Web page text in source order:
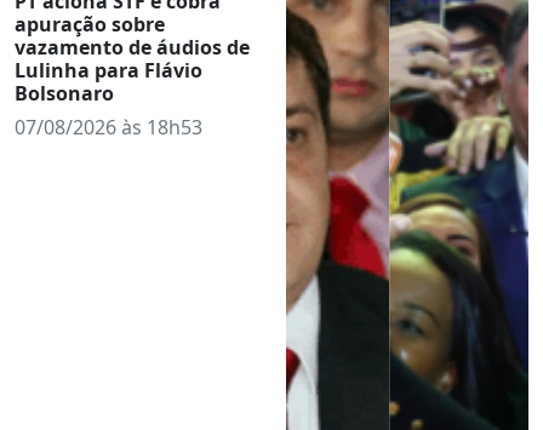
apuração sobre
vazamento de áudios de
Lulinha para Flávio
Bolsonaro
07/08/2026 às 18h53